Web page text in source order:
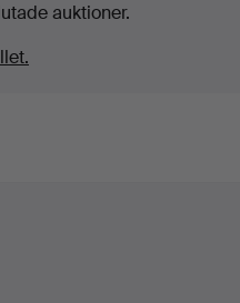
auktioner.